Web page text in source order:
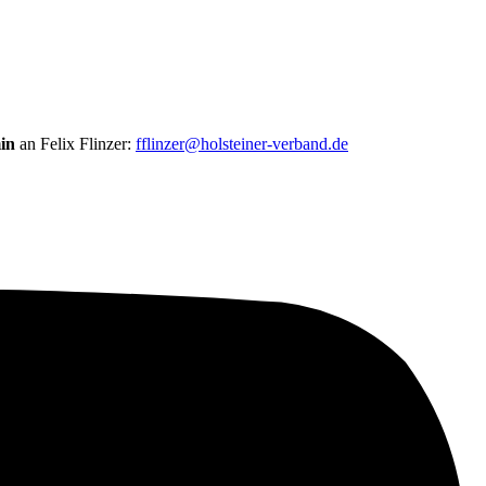
an Felix Flinzer: fflinzer@holsteiner-verband.de